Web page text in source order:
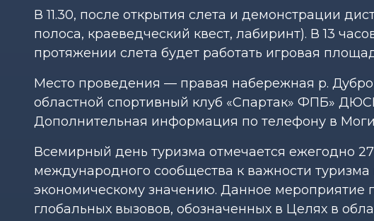
В 11.30, после открытия слета и демонстрации
полоса, краеведческий квест, лабиринт). В 13
протяжении слета будет работать игровая
Место проведения — правая набережная р.
областной спортивный клуб «Спартак» ФПБ»
Дополнительная информация по телефону в
Всемирный день туризма отмечается ежегодно
международного сообщества к важности туризма
экономическому значению. Данное мероприятие
глобальных вызовов, обозначенных в Целях в